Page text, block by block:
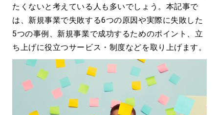
たくないと考えている人も多いでしょう。本記事で
は、新規事業で失敗する6つの原因や実際に失敗した
5つの事例、新規事業で成功するためのポイント、立
ち上げに役立つサービス・制度などを取り上げます。